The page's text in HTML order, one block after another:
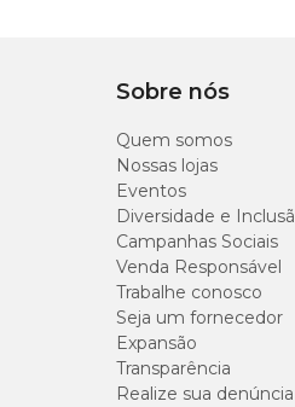
Sobre nós
Quem somos
Nossas lojas
Eventos
Diversidade e
Campanhas Sociais
Venda Responsável
Trabalhe conosco
Seja um fornecedor
Expansão
Transparência
Realize sua denúncia